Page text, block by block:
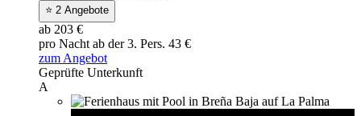
⭐ 2 Angebote
ab 203 €
pro Nacht ab der 3. Pers. 43 €
zum Angebot
Geprüfte Unterkunft
A